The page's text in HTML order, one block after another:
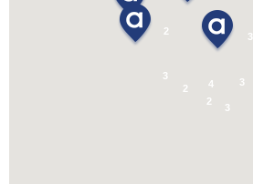
Przedstawiciel
a.groblewski@arte.pl
2
3
3
4
2
3
3
2